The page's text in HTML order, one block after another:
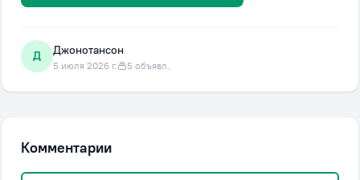
Д Джонотансон
5 июля 2026 г. 5 объявл.
Комментарии